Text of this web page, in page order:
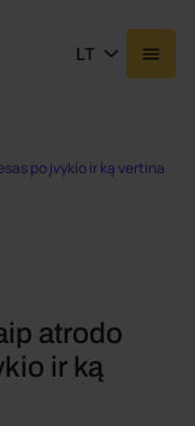
LT
po įvykio ir ką vertina
atrodo
ir ką